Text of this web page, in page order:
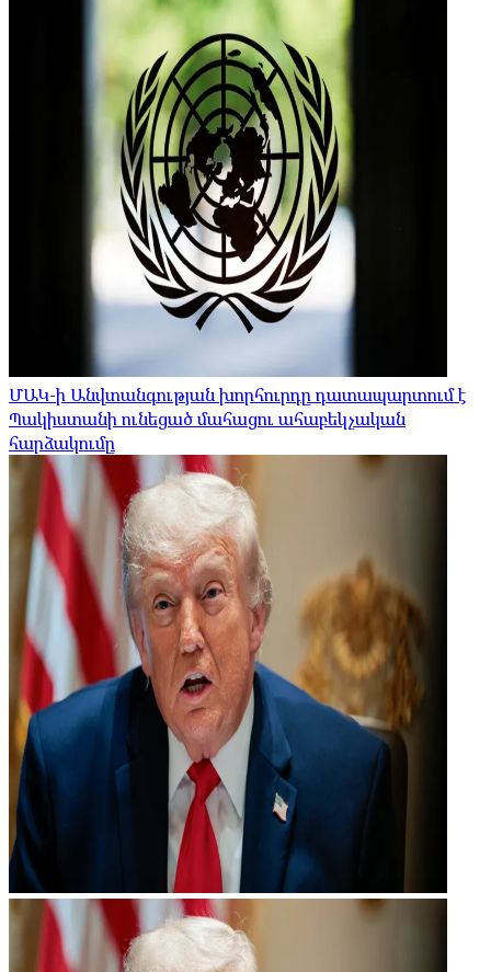
ՄԱԿ-ի Անվտանգության խորհուրդը դատապարտում է
Պակիստանի ունեցած մահացու ահաբեկչական
հարձակումը